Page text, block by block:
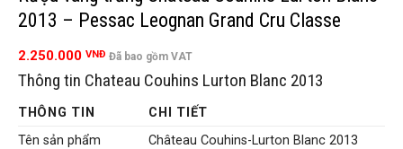
2013 – Pessac Leognan Grand Cru Classe
2.250.000 VNĐ Đã bao gồm VAT
Thông tin Chateau Couhins Lurton Blanc 2013
THÔNG TIN
CHI TIẾT
Tên sản phẩm
Château Couhins-Lurton Blanc 2013